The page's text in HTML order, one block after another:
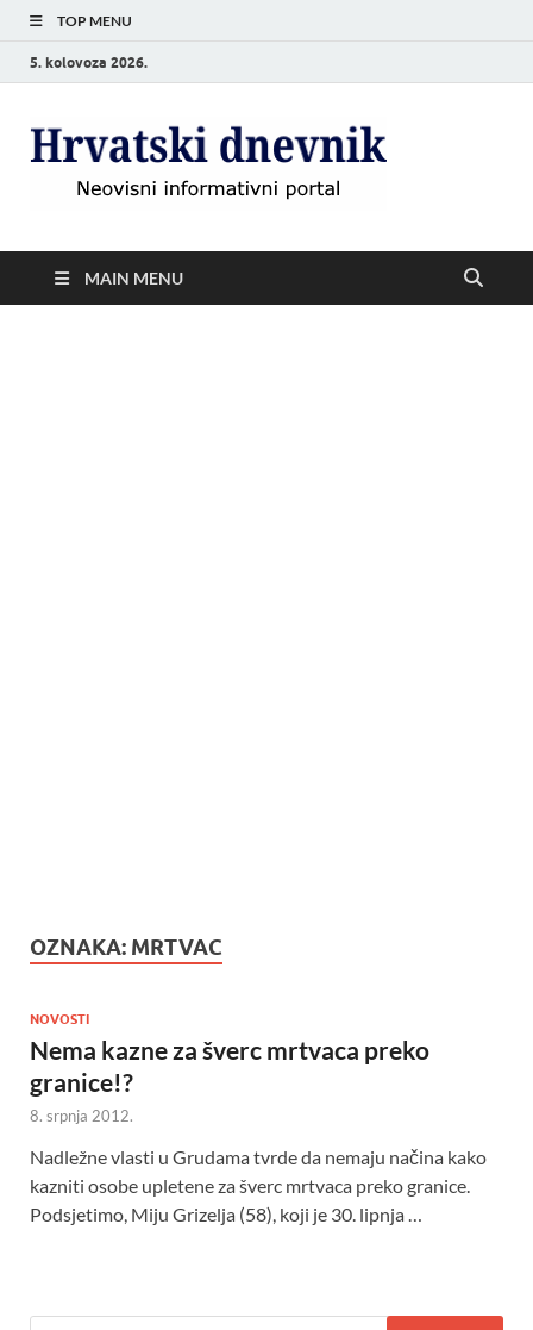
TOP MENU
5. kolovoza 2026.
MAIN MENU
OZNAKA: MRTVAC
NOVOSTI
Nema kazne za šverc mrtvaca preko
granice!?
8. srpnja 2012.
Nadležne vlasti u Grudama tvrde da nemaju načina kako
kazniti osobe upletene za šverc mrtvaca preko granice.
Podsjetimo, Miju Grizelja (58), koji je 30. lipnja …